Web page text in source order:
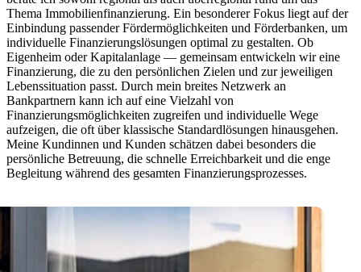
Thema Immobilienfinanzierung. Ein besonderer Fokus liegt auf der
Einbindung passender Fördermöglichkeiten und Förderbanken, um
individuelle Finanzierungslösungen optimal zu gestalten. Ob
Eigenheim oder Kapitalanlage — gemeinsam entwickeln wir eine
Finanzierung, die zu den persönlichen Zielen und zur jeweiligen
Lebenssituation passt. Durch mein breites Netzwerk an
Bankpartnern kann ich auf eine Vielzahl von
Finanzierungsmöglichkeiten zugreifen und individuelle Wege
aufzeigen, die oft über klassische Standardlösungen hinausgehen.
Meine Kundinnen und Kunden schätzen dabei besonders die
persönliche Betreuung, die schnelle Erreichbarkeit und die enge
Begleitung während des gesamten Finanzierungsprozesses.